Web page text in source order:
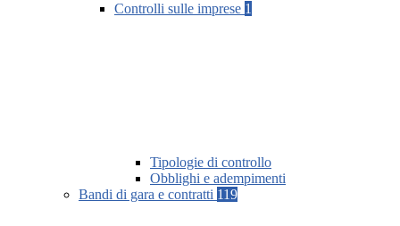
Controlli sulle imprese 1
Tipologie di controllo
Obblighi e adempimenti
Bandi di gara e contratti 119